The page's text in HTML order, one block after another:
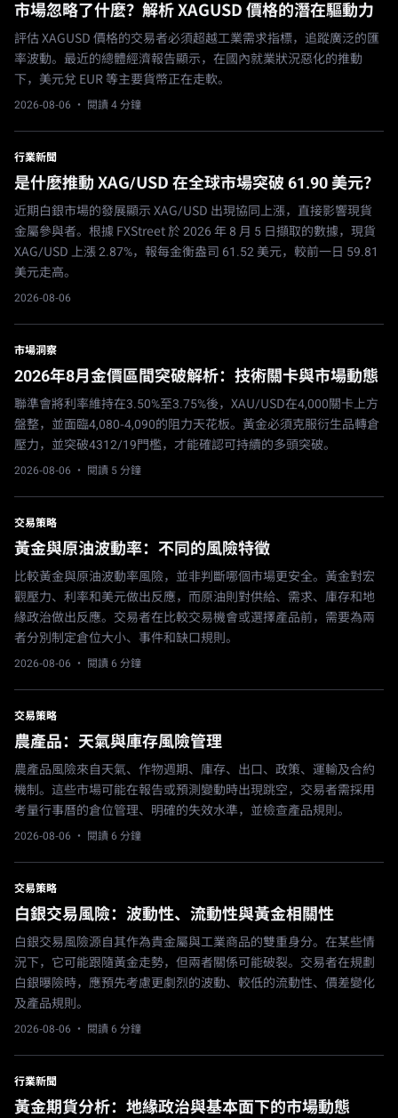
市場忽略了什麼？解析 XAGUSD 價格的潛在驅動力
評估 XAGUSD 價格的交易者必須超越工業需求指標，追蹤廣泛的匯
率波動。最近的總體經濟報告顯示，在國內就業狀況惡化的推動
下，美元兌 EUR 等主要貨幣正在走軟。
2026-08-06 · 閱讀 4 分鐘
行業新聞
是什麼推動 XAG/USD 在全球市場突破 61.90 美元？
近期白銀市場的發展顯示 XAG/USD 出現協同上漲，直接影響現貨
金屬參與者。根據 FXStreet 於 2026 年 8 月 5 日擷取的數據，現貨
XAG/USD 上漲 2.87%，報每金衡盎司 61.52 美元，較前一日 59.81
美元走高。
2026-08-06
市場洞察
2026年8月金價區間突破解析：技術關卡與市場動態
聯準會將利率維持在3.50%至3.75%後，XAU/USD在4,000關卡上方
盤整，並面臨4,080-4,090的阻力天花板。黃金必須克服衍生品轉倉
壓力，並突破4312/19門檻，才能確認可持續的多頭突破。
2026-08-06 · 閱讀 5 分鐘
交易策略
黃金與原油波動率：不同的風險特徵
比較黃金與原油波動率風險，並非判斷哪個市場更安全。黃金對宏
觀壓力、利率和美元做出反應，而原油則對供給、需求、庫存和地
緣政治做出反應。交易者在比較交易機會或選擇產品前，需要為兩
者分別制定倉位大小、事件和缺口規則。
2026-08-06 · 閱讀 6 分鐘
交易策略
農產品：天氣與庫存風險管理
農產品風險來自天氣、作物週期、庫存、出口、政策、運輸及合約
機制。這些市場可能在報告或預測變動時出現跳空，交易者需採用
考量行事曆的倉位管理、明確的失效水準，並檢查產品規則。
2026-08-06 · 閱讀 6 分鐘
交易策略
白銀交易風險：波動性、流動性與黃金相關性
白銀交易風險源自其作為貴金屬與工業商品的雙重身分。在某些情
況下，它可能跟隨黃金走勢，但兩者關係可能破裂。交易者在規劃
白銀曝險時，應預先考慮更劇烈的波動、較低的流動性、價差變化
及產品規則。
2026-08-06 · 閱讀 6 分鐘
行業新聞
黃金期貨分析：地緣政治與基本面下的市場動態